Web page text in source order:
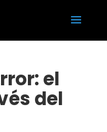
el
del